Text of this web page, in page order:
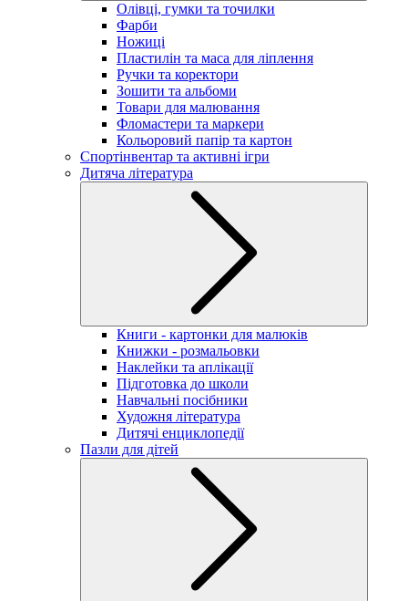
Олівці, гумки та точилки
Фарби
Ножиці
Пластилін та маса для ліплення
Ручки та коректори
Зошити та альбоми
Товари для малювання
Фломастери та маркери
Кольоровий папір та картон
Спортінвентар та активні ігри
Дитяча література
Книги - картонки для малюків
Книжки - розмальовки
Наклейки та аплікації
Підготовка до школи
Навчальні посібники
Художня література
Дитячі енциклопедії
Пазли для дітей